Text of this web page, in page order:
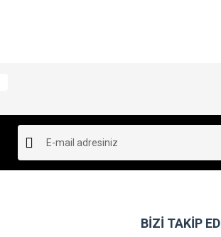
BİZİ TAKİP